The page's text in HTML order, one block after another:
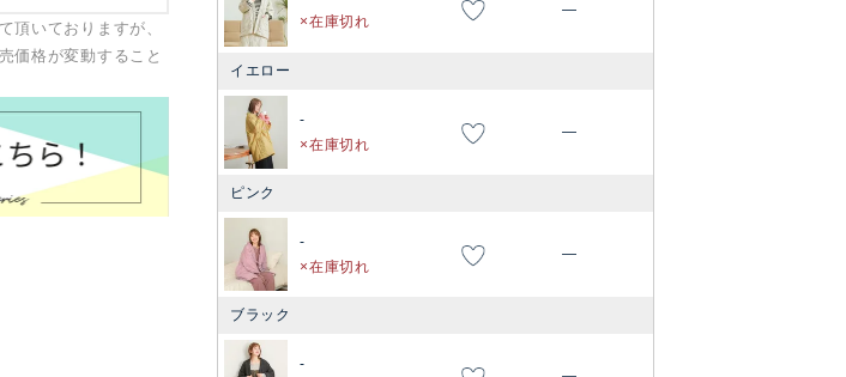
在庫切れ
—
イエロー
-
在庫切れ
—
ピンク
-
在庫切れ
—
ブラック
-
頂いておりますが、
価格が変動すること